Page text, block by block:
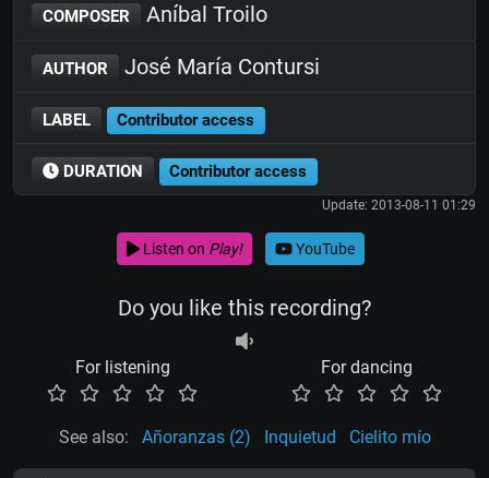
COMPOSER Aníbal Troilo
AUTHOR José María Contursi
LABEL Contributor access
DURATION Contributor access
Update: 2013-08-11 01:29
Listen on Play! YouTube
Do you like this recording?
For listening For dancing
See also: Añoranzas (2) Inquietud Cielito mío